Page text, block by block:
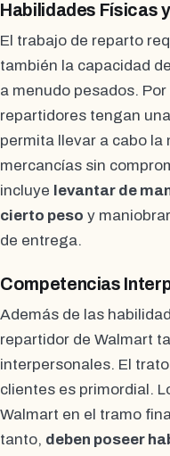
Habilidades Físicas
El trabajo de reparto
también la capacidad
a menudo pesados.
repartidores tengan
permita llevar a cabo
mercancías sin
incluye levantar de
cierto peso y
de entrega.
Competencias
Además de las
repartidor de Walmart
interpersonales. El
clientes es primordial.
Walmart en el tramo
tanto, deben poseer